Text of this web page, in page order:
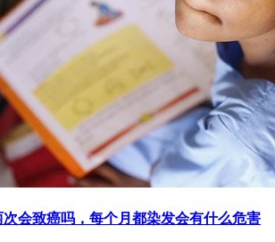
会致癌吗，每个月都染发会有什么危害